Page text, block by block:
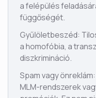
a felépülés
függőségét.
Gyűlöletbeszéd:
a homofóbia, a
diszkrimináció.
Spam vagy
MLM-rendszerek